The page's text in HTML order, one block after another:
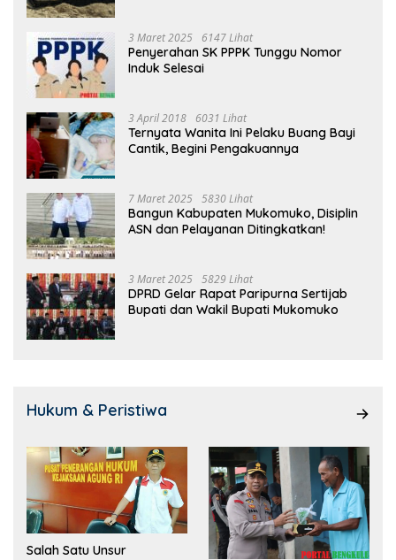
3 Maret 2025 6147 Lihat
Penyerahan SK PPPK Tunggu Nomor
Induk Selesai
3 April 2018 6031 Lihat
Ternyata Wanita Ini Pelaku Buang Bayi
Cantik, Begini Pengakuannya
7 Maret 2025 5830 Lihat
Bangun Kabupaten Mukomuko, Disiplin
ASN dan Pelayanan Ditingkatkan!
3 Maret 2025 5829 Lihat
DPRD Gelar Rapat Paripurna Sertijab
Bupati dan Wakil Bupati Mukomuko
Hukum & Peristiwa
Salah Satu Unsur